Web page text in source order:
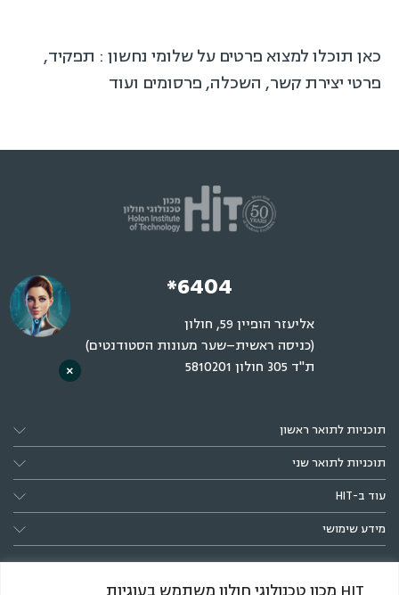
כאן תוכלו למצוא פרטים על שלומי נחשון : תפקיד,
פרטי יצירת קשר, השכלה, פרסומים ועוד
*6404
אליעזר הופיין 59, חולון
(כניסה ראשית–שער מעונות הסטודנטים)
ת"ד 305 חולון 5810201
תוכניות לתואר ראשון
תוכניות לתואר שני
עוד ב-HIT
מידע שימושי
×